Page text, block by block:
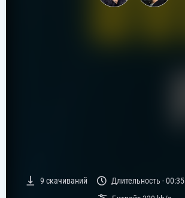
9 скачиваний Длительность -00:35